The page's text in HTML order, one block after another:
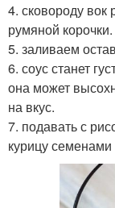
4. сковороду
румяной корочки.
5. заливаем
6. соус станет
она может
на вкус.
7. подавать с
курицу семенами